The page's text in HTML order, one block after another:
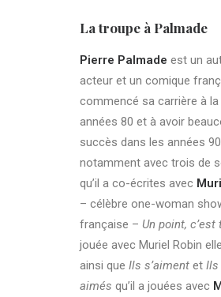
La troupe à Palmade
Pierre Palmade est un
acteur et un comique
commencé sa carrière à la
années 80 et à avoir
succès dans les années
notamment avec trois de
qu’il a co-écrites avec
– célèbre one-woman
française – Un point, c’est
jouée avec Muriel Robin
ainsi que Ils s’aiment et Ils
aimés qu’il a jouées avec